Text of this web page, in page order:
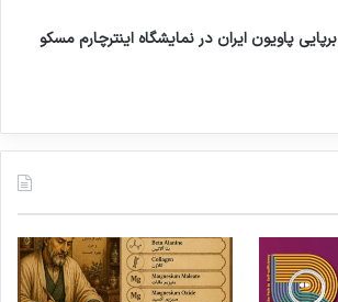
برپایی پاویون ایران در نمایشگاه اینترچارم مسکو